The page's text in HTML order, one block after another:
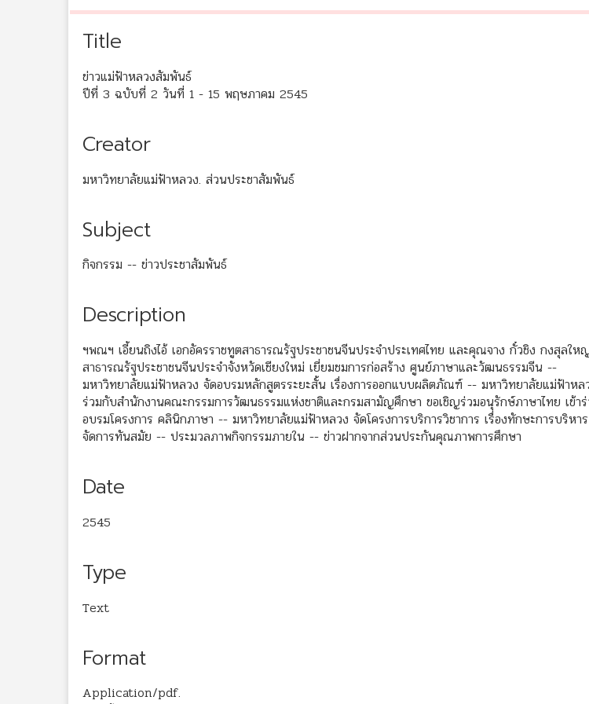
Title
ข่าวแม่ฟ้าหลวงสัมพันธ์
ปีที่ 3 ฉบับที่ 2 วันที่ 1 - 15 พฤษภาคม 2545
Creator
มหาวิทยาลัยแม่ฟ้าหลวง. ส่วนประชาสัมพันธ์
Subject
กิจกรรม -- ข่าวประชาสัมพันธ์
Description
ฯพณฯ เอี้ยนถิงไอ้ เอกอัครราชทูตสาธารณรัฐประชาชนจีนประจำประเทศไทย และคุณจาง กั๋วชิง กงสุลให
สาธารณรัฐประชาชนจีนประจำจังหวัดเชียงใหม่ เยี่ยมชมการก่อสร้าง ศูนย์ภาษาและวัฒนธรรมจีน --
มหาวิทยาลัยแม่ฟ้าหลวง จัดอบรมหลักสูตรระยะสั้น เรื่องการออกแบบผลิตภัณฑ์ -- มหาวิทยาลัยแม่ฟ้าหล
ร่วมกับสำนักงานคณะกรรมการวัฒนธรรมแห่งชาติและกรมสามัญศึกษา ขอเชิญร่วมอนุรักษ์ภาษาไทย เข้า
อบรมโครงการ คลินิกภาษา -- มหาวิทยาลัยแม่ฟ้าหลวง จัดโครงการบริการวิชาการ เรื่องทักษะการบริหาร
จัดการทันสมัย -- ประมวลภาพกิจกรรมภายใน -- ข่าวฝากจากส่วนประกันคุณภาพการศึกษา
Date
2545
Type
Text
Format
Application/pdf.